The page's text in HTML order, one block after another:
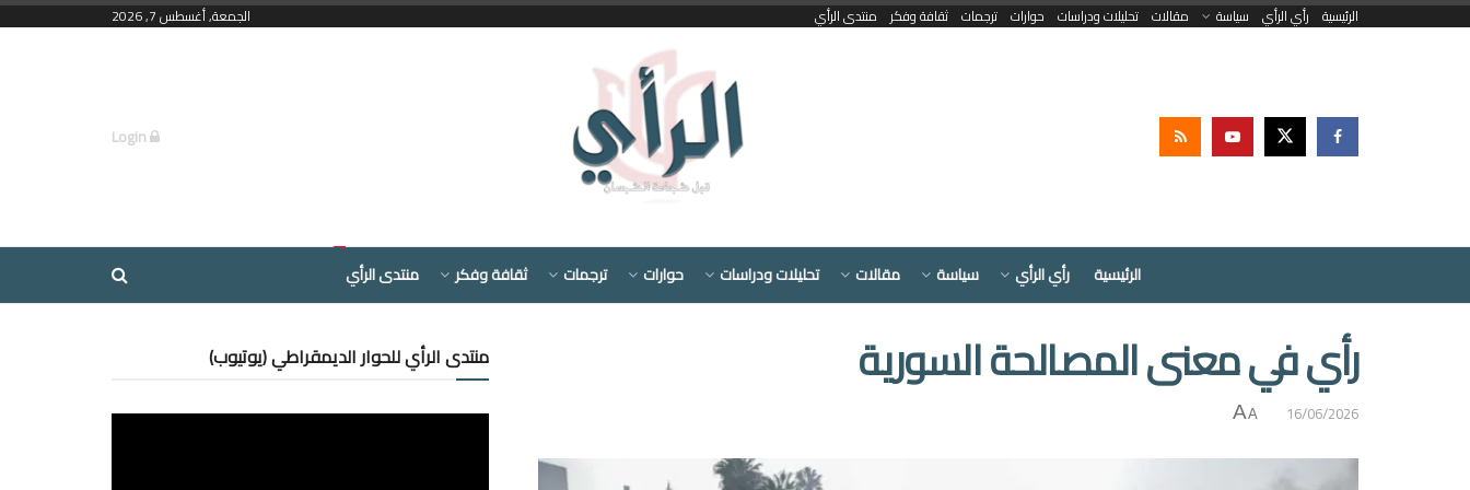
الرئيسية رأي الرأي سياسة مقالات تحليلات ودراسات حوارات ترجمات ثقافة وفكر منتدى الرأي الجمعة, أغسطس 7, 2026
الرئيسية رأي الرأي سياسة مقالات تحليلات ودراسات حوارات ترجمات ثقافة وفكر منتدى الرأي
رأي في معنى المصالحة السورية
16/06/2026
A
A
منتدى الرأي للحوار الديمقراطي (يوتيوب)